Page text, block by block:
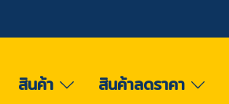
สินค้า สินค้าลดราคา